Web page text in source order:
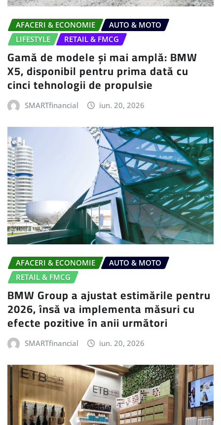
AFACERI & ECONOMIE
AUTO & MOTO
LIFESTYLE
RETAIL & FMCG
Gamă de modele și mai amplă: BMW
X5, disponibil pentru prima dată cu
cinci tehnologii de propulsie
SMARTfinancial iun. 20, 2026
AFACERI & ECONOMIE
AUTO & MOTO
RETAIL & FMCG
BMW Group a ajustat estimările pentru
2026, însă va implementa măsuri cu
efecte pozitive în anii următori
SMARTfinancial iun. 20, 2026